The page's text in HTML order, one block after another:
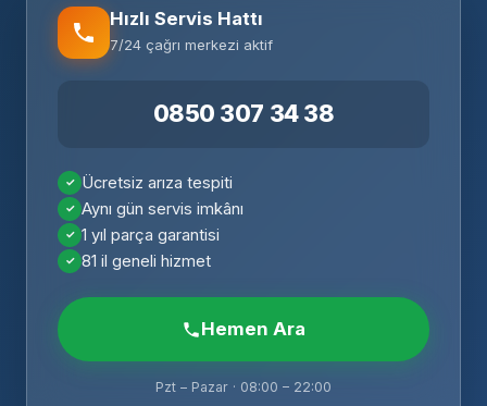
Hızlı Servis Hattı
7/24 çağrı merkezi aktif
0850 307 34 38
Ücretsiz arıza tespiti
Aynı gün servis imkânı
1 yıl parça garantisi
81 il geneli hizmet
Hemen Ara
Pzt – Pazar · 08:00 – 22:00